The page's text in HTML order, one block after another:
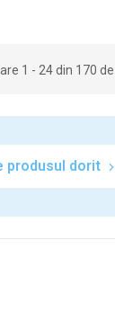
1 - 24 din 170
produsul dorit